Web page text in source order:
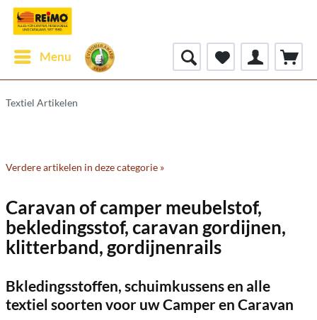
Menu
Textiel Artikelen
Verdere artikelen in deze categorie »
Caravan of camper meubelstof,
bekledingsstof, caravan gordijnen,
klitterband, gordijnenrails
Bkledingsstoffen, schuimkussens en alle
textiel soorten voor uw Camper en Caravan